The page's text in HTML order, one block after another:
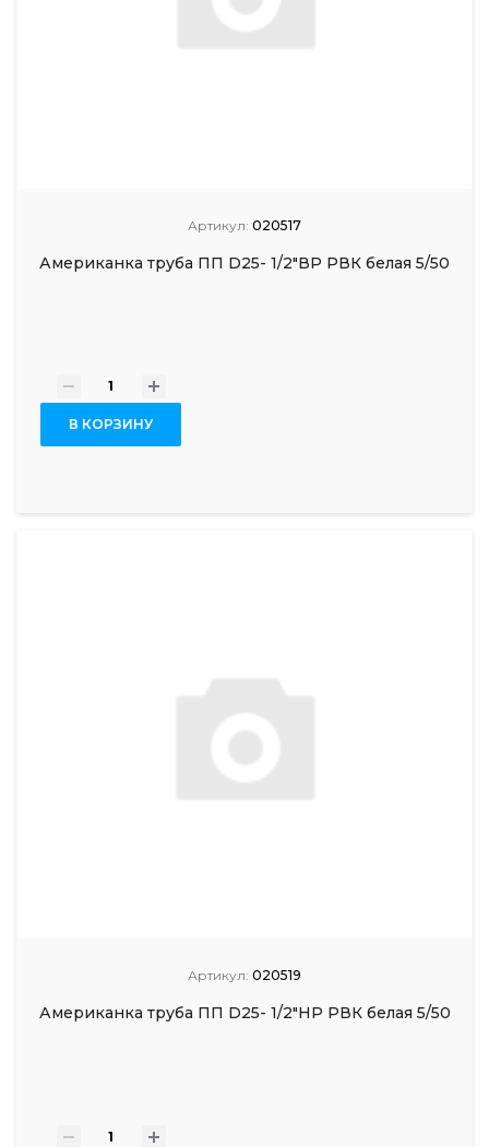
Артикул: 020517
Американка труба ПП D25- 1/2"ВР РВК белая 5/50
- +
В КОРЗИНУ
Артикул: 020519
Американка труба ПП D25- 1/2"НР РВК белая 5/50
- +